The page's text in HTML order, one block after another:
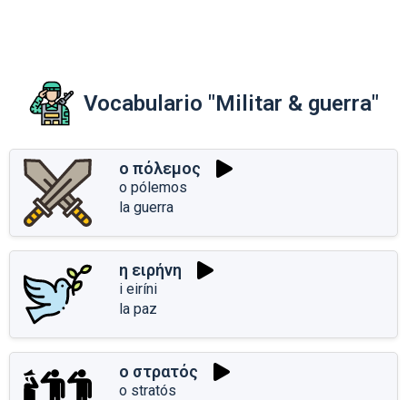
Vocabulario "Militar & guerra"
ο πόλεμος
o pólemos
la guerra
η ειρήνη
i eiríni
la paz
ο στρατός
o stratós